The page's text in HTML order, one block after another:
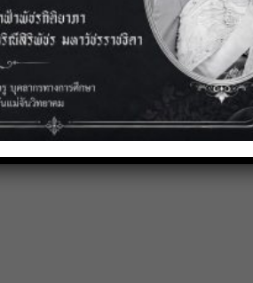
ธ์ 2569
โครงงานนักเรียนใน
ชาการโรงเรียนใน
ทยาศาสตร์พลังสิบ
ค เครือข่ายภาคเหนือ
บชั้นมัธยมศึกษา